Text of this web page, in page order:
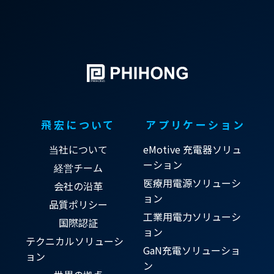
飛宏について
当社について
経営チーム
会社の沿革
品質ポリシー
国際認証
テクニカルソリューシ
ョン
アプリケーション
eMotive 充電器ソリュ
ーション
医療用電源ソリューシ
ョン
工業用電力ソリューシ
ョン
GaN充電ソリューショ
ン